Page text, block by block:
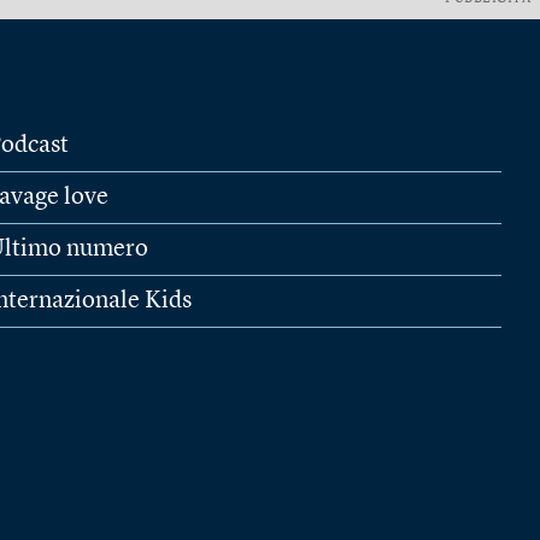
love
numero
Kids